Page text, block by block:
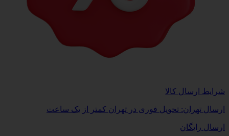
شرایط ارسال کالا
ارسال تهران: تحویل فوری در تهران کمتر از یک ساعت
ارسال رایگان